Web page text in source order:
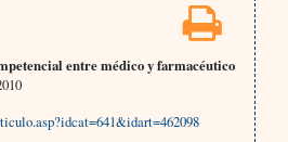
entre médico y farmacéutico